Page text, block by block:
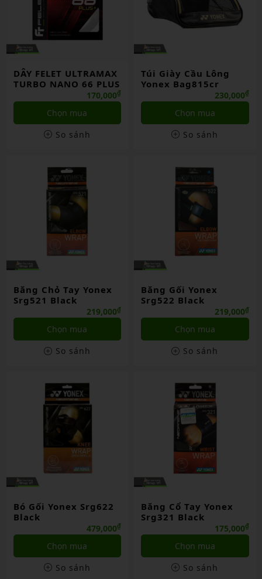
DÂY FELET ULTRAMAX
TURBO NANO 66 PLUS
170,000₫
Chọn mua
So sánh
Túi Giày Cầu Lông
Yonex Bag815cr
230,000₫
Chọn mua
So sánh
Băng Chỏ Tay Yonex
Srg521 Black
219,000₫
Chọn mua
So sánh
Băng Gối Yonex
Srg522 Black
219,000₫
Chọn mua
So sánh
Bó Gối Yonex Srg622
Black
479,000₫
Chọn mua
So sánh
Băng Cổ Tay Yonex
Srg321 Black
175,000₫
Chọn mua
So sánh